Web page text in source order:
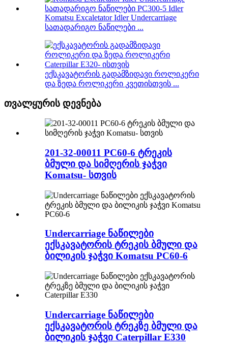
Komatsu Excaletator Idler Undercarriage
სათადარიგო ნაწილები ...
ექსკავატორის გადამზიდავი როლიკერი
და ზედა როლიკერი კვეთისთვის ...
თვალყურის დევნება
201-32-00011 PC60-6 ტრეკის
ბმული და სიმღერის ჯაჭვი
Komatsu- სთვის
Undercarriage ნაწილები
ექსკავატორის ტრეკის ბმული და
ბილიკის ჯაჭვი Komatsu PC60-6
Undercarriage ნაწილები
ექსკავატორის ტრეკზე ბმული და
ბილიკის ჯაჭვი Caterpillar E330